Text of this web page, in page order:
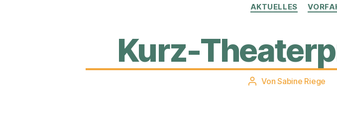
AKTUELLES
Kurz-
Beitragsautor
VonSabine Riege